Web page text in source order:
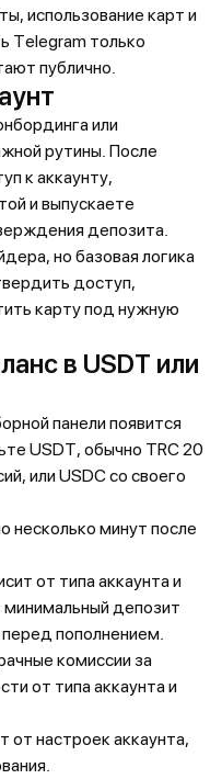
использование карт и
Telegram только
публично.
или
рутины. После
к аккаунту,
и выпускаете
депозита.
но базовая логика
доступ,
карту под нужную
в USDT или
панели появится
USDT, обычно TRC 20
или USDC со своего
минут после
от типа аккаунта и
минимальный депозит
пополнением.
комиссии за
от типа аккаунта и
от настроек аккаунта,